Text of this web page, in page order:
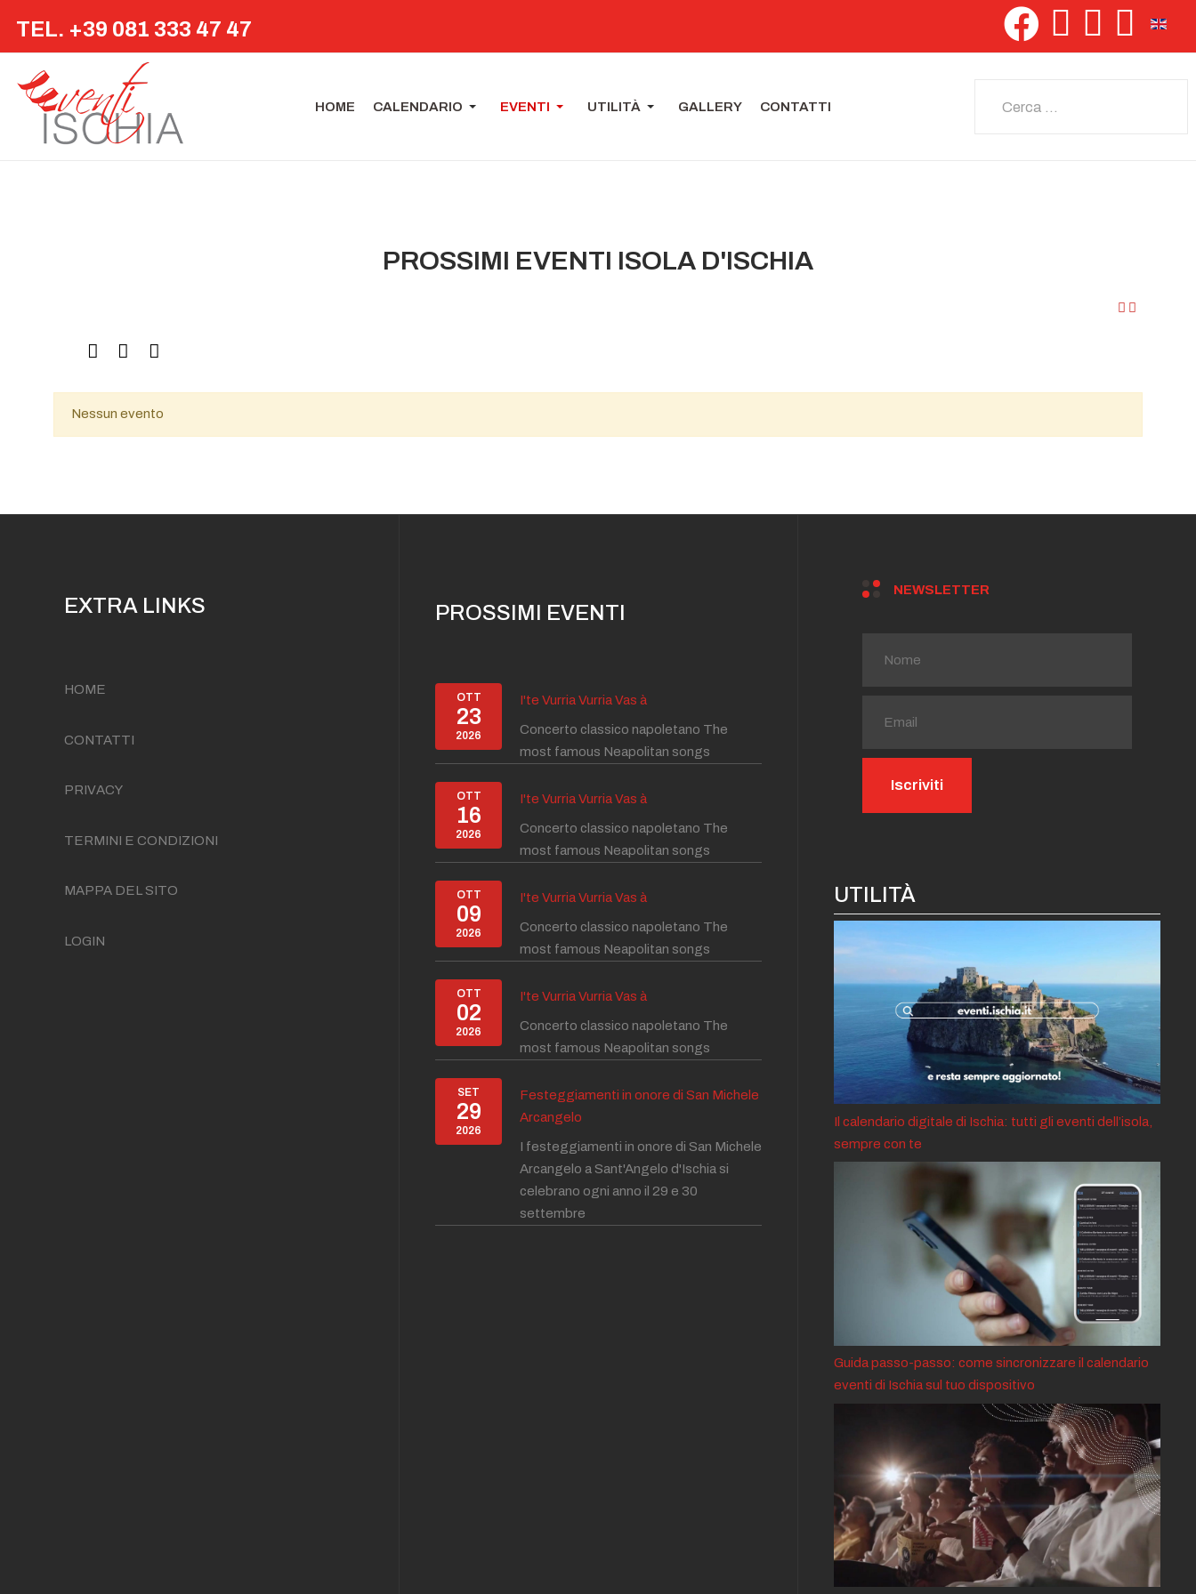
TEL. +39 081 333 47 47
HOME CALENDARIO EVENTI UTILITÀ GALLERY CONTATTI
PROSSIMI EVENTI ISOLA D'ISCHIA
Nessun evento
EXTRA LINKS
HOME
CONTATTI
PRIVACY
TERMINI E CONDIZIONI
MAPPA DEL SITO
LOGIN
PROSSIMI EVENTI
OTT
23
2026
I'te Vurria Vurria Vas à
Concerto classico napoletano The
most famous Neapolitan songs
OTT
16
2026
I'te Vurria Vurria Vas à
Concerto classico napoletano The
most famous Neapolitan songs
OTT
09
2026
I'te Vurria Vurria Vas à
Concerto classico napoletano The
most famous Neapolitan songs
OTT
02
2026
I'te Vurria Vurria Vas à
Concerto classico napoletano The
most famous Neapolitan songs
SET
29
2026
Festeggiamenti in onore di San Michele
Arcangelo
I festeggiamenti in onore di San Michele
Arcangelo a Sant'Angelo d'Ischia si
celebrano ogni anno il 29 e 30
settembre
NEWSLETTER
UTILITÀ
Il calendario digitale di Ischia: tutti gli eventi dell’isola,
sempre con te
Guida passo-passo: come sincronizzare il calendario
eventi di Ischia sul tuo dispositivo